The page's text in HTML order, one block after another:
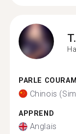
T.
PARLE
Chinois
APPREND
Anglais